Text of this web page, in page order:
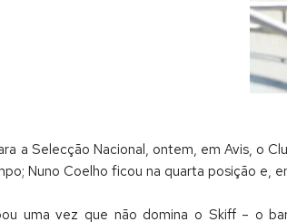
a Selecção Nacional, ontem, em Avis, o
Nuno Coelho ficou na quarta posição e,
uma vez que não domina o Skiff – o